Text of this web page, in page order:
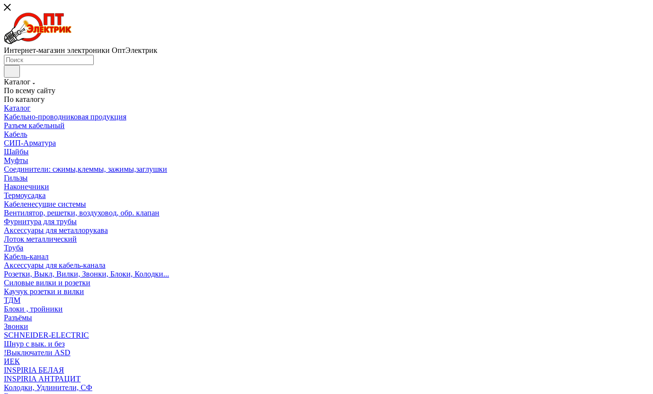
Интернет-магазин электроники ОптЭлектрик
Каталог
По всему сайту
По каталогу
Каталог
Кабельно-проводниковая продукция
Разъем кабельный
Кабель
СИП-Арматура
Шайбы
Муфты
Соединители: сжимы,клеммы, зажимы,заглушки
Гильзы
Наконечники
Термоусадка
Кабеленесущие системы
Вентилятор, решетки, воздуховод, обр. клапан
Фурнитура для трубы
Аксессуары для металлорукава
Лоток металлический
Труба
Кабель-канал
Аксессуары для кабель-канала
Розетки, Выкл, Вилки, Звонки, Блоки, Колодки...
Силовые вилки и розетки
Каучук розетки и вилки
ТДМ
Блоки , тройники
Разъёмы
Звонки
SCHNEIDER-ELECTRIC
Шнур с вык. и без
!Выключатели ASD
ИЕК
INSPIRIA БЕЛАЯ
INSPIRIA АНТРАЦИТ
Колодки, Удлинители, СФ